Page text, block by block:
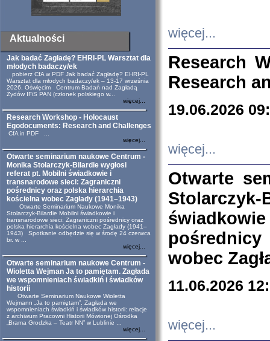
Aktualności
Jak badać Zagładę? EHRI-PL Warsztat dla
młodych badaczy/ek
pobierz CfA w PDF Jak badać Zagładę? EHRI-PL
Warsztat dla młodych badaczy/ek – 13-17 września
2026, Oświęcim Centrum Badań nad Zagładą
Żydów IFiS PAN (członek polskiego w...
więcej...
Research Workshop - Holocaust
Egodocuments: Research and Challenges
CfA in PDF ...
więcej...
Otwarte seminarium naukowe Centrum -
Monika Stolarczyk-Bilardie wygłosi
referat pt. Mobilni świadkowie i
transnarodowe sieci: Zagraniczni
pośrednicy oraz polska hierarchia
kościelna wobec Zagłady (1941–1943)
Otwarte Seminarium Naukowe Monika
Stolarczyk-Bilardie Mobilni świadkowie i
transnarodowe sieci: Zagraniczni pośrednicy oraz
polska hierarchia kościelna wobec Zagłady (1941–
1943) Spotkanie odbędzie się w środę 24 czerwca
br. w ...
więcej...
Otwarte seminarium naukowe Centrum -
Wioletta Wejman Ja to pamiętam. Zagłada
we wspomnieniach świadkiń i świadków
historii
Otwarte Seminarium Naukowe Wioletta
Wejmann „Ja to pamiętam”. Zagłada we
wspomnieniach świadkiń i świadków historii: relacje
z archiwum Pracowni Historii Mówionej Ośrodka
„Brama Grodzka – Teatr NN” w Lublinie ...
więcej...
więcej...
Research
Research
19.06.2026
więcej...
Otwarte
wobec
11.06.2026
więcej...